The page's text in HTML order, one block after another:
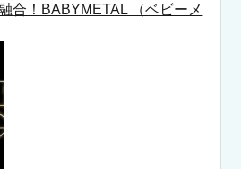
合！BABYMETAL （ベビーメ